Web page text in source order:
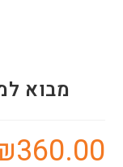
מבוא
360.00